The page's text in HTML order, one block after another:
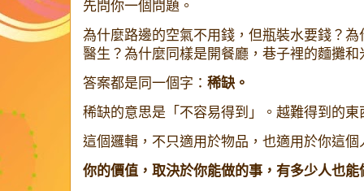
先問你一個問題。
為什麼路邊的空氣不用錢，但瓶裝水要錢？
醫生？為什麼同樣是開餐廳，巷子裡的麵攤
答案都是同一個字： 稀缺。
稀缺的意思是「不容易得到」。越難得到的
這個邏輯，不只適用於物品，也適用於你這個
你的價值，取決於你能做的事，有多少人也能